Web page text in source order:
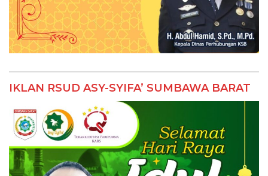
IKLAN RSUD ASY-SYIFA’ SUMBAWA BARAT